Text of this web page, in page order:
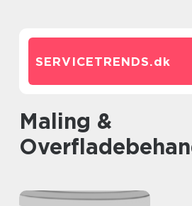
SERVICETRENDS.dk
Maling &